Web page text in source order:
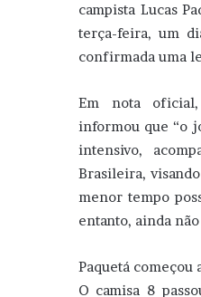
campista Lucas
terça-feira, um
confirmada uma
Em nota
informou que “o
intensivo,
Brasileira,
menor tempo
entanto, ainda
Paquetá
O camisa 8